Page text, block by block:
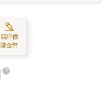
寫評價
賺金幣
?